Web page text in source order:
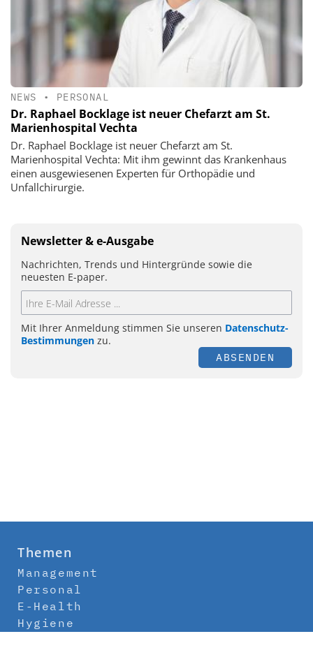
NEWS • PERSONAL
Dr. Raphael Bocklage ist neuer Chefarzt am St.
Marienhospital Vechta
Dr. Raphael Bocklage ist neuer Chefarzt am St.
Marienhospital Vechta: Mit ihm gewinnt das Krankenhaus
einen ausgewiesenen Experten für Orthopädie und
Unfallchirurgie.
Newsletter & e-Ausgabe
Nachrichten, Trends und Hintergründe sowie die
neuesten E-paper.
Mit Ihrer Anmeldung stimmen Sie unseren Datenschutz-
Bestimmungen zu.
ABSENDEN
Themen
Management
Personal
E-Health
Hygiene